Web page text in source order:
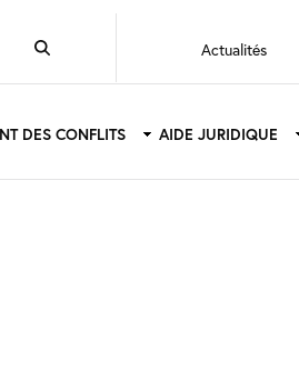
Top
menu
Actualités
DES CONFLITS AIDE JURIDIQUE